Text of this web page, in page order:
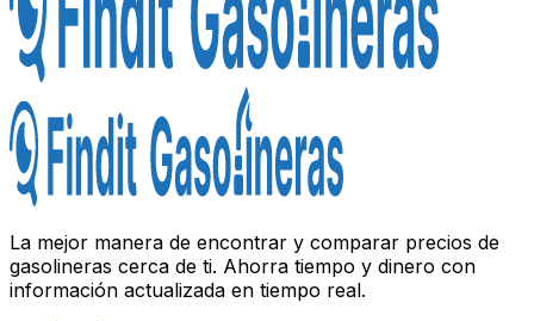
La mejor manera de encontrar y comparar precios de
gasolineras cerca de ti. Ahorra tiempo y dinero con
información actualizada en tiempo real.